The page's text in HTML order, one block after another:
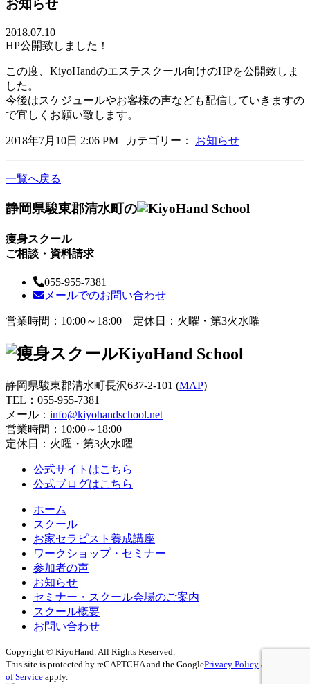
お知らせ
2018.07.10
HP公開致しました！
この度、KiyoHandのエステスクール向けのHPを公開致しま
した。
今後はスケジュールやお客様の声なども配信していきますの
で宜しくお願い致します。
2018年7月10日 2:06 PM | カテゴリー： お知らせ
一覧へ戻る
静岡県駿東郡清水町の
痩身スクール
ご相談・資料請求
055-955-7381
メールでのお問い合わせ
営業時間：10:00～18:00 定休日：火曜・第3火水曜
静岡県駿東郡清水町長沢637-2-101 (MAP)
TEL： 055-955-7381
メール： info@kiyohandschool.net
営業時間：10:00～18:00
定休日：火曜・第3火水曜
公式サイトはこちら
公式ブログはこちら
ホーム
スクール
お家セラピスト養成講座
ワークショップ・セミナー
参加者の声
お知らせ
セミナー・スクール会場のご案内
スクール概要
お問い合わせ
Copyright © KiyoHand. All Rights Reserved.
This site is protected by reCAPTCHA and the GooglePrivacy Policy and
of Service apply.